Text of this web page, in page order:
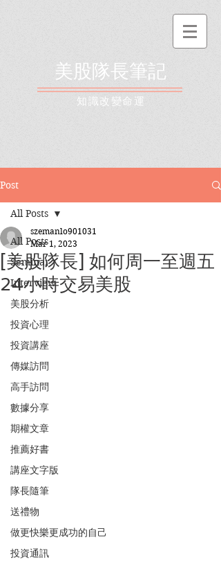
美股隊長筆記
​知識改變命運
Post
All Posts
Seminar
Interview
美股分析
投資心理
投資講座
傳媒訪問
高手訪問
數據分享
期權文章
推薦好書
講座文字版
隊長隨筆
送禮物
做更快樂更成功的自己
投資通訊
All Posts
[美股隊長] 如何周一至週五
24小時交易美股
szemanlo901031
Mar 1, 2023